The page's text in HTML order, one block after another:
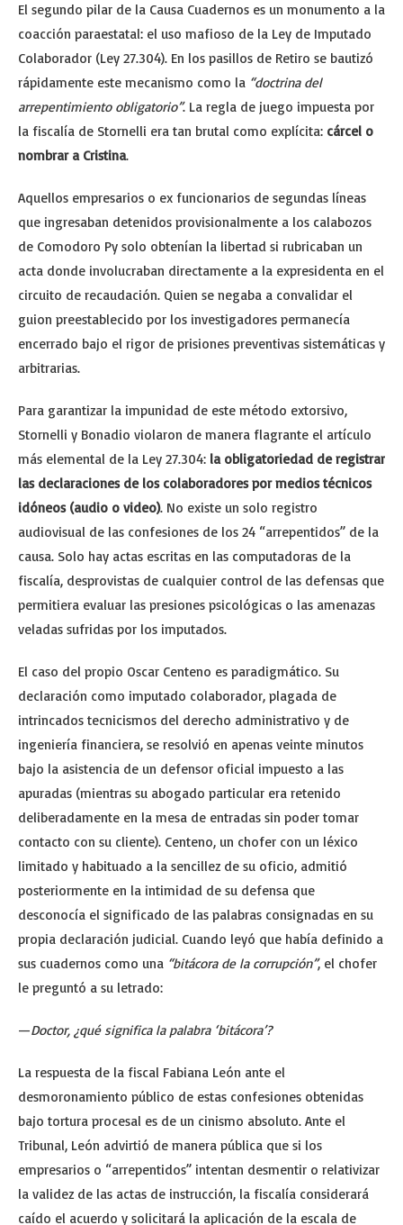
El segundo pilar de la Causa Cuadernos es un monumento a la
coacción paraestatal: el uso mafioso de la Ley de Imputado
Colaborador (Ley 27.304). En los pasillos de Retiro se bautizó
rápidamente este mecanismo como la “doctrina del
arrepentimiento obligatorio”. La regla de juego impuesta por
la fiscalía de Stornelli era tan brutal como explícita: cárcel o
nombrar a Cristina.
Aquellos empresarios o ex funcionarios de segundas líneas
que ingresaban detenidos provisionalmente a los calabozos
de Comodoro Py solo obtenían la libertad si rubricaban un
acta donde involucraban directamente a la expresidenta en el
circuito de recaudación. Quien se negaba a convalidar el
guion preestablecido por los investigadores permanecía
encerrado bajo el rigor de prisiones preventivas sistemáticas y
arbitrarias.
Para garantizar la impunidad de este método extorsivo,
Stornelli y Bonadio violaron de manera flagrante el artículo
más elemental de la Ley 27.304: la obligatoriedad de registrar
las declaraciones de los colaboradores por medios técnicos
idóneos (audio o video). No existe un solo registro
audiovisual de las confesiones de los 24 “arrepentidos” de la
causa. Solo hay actas escritas en las computadoras de la
fiscalía, desprovistas de cualquier control de las defensas que
permitiera evaluar las presiones psicológicas o las amenazas
veladas sufridas por los imputados.
El caso del propio Oscar Centeno es paradigmático. Su
declaración como imputado colaborador, plagada de
intrincados tecnicismos del derecho administrativo y de
ingeniería financiera, se resolvió en apenas veinte minutos
bajo la asistencia de un defensor oficial impuesto a las
apuradas (mientras su abogado particular era retenido
deliberadamente en la mesa de entradas sin poder tomar
contacto con su cliente). Centeno, un chofer con un léxico
limitado y habituado a la sencillez de su oficio, admitió
posteriormente en la intimidad de su defensa que
desconocía el significado de las palabras consignadas en su
propia declaración judicial. Cuando leyó que había definido a
sus cuadernos como una “bitácora de la corrupción”, el chofer
le preguntó a su letrado:
—Doctor, ¿qué significa la palabra ‘bitácora’?
La respuesta de la fiscal Fabiana León ante el
desmoronamiento público de estas confesiones obtenidas
bajo tortura procesal es de un cinismo absoluto. Ante el
Tribunal, León advirtió de manera pública que si los
empresarios o “arrepentidos” intentan desmentir o relativizar
la validez de las actas de instrucción, la fiscalía considerará
caído el acuerdo y solicitará la aplicación de la escala de